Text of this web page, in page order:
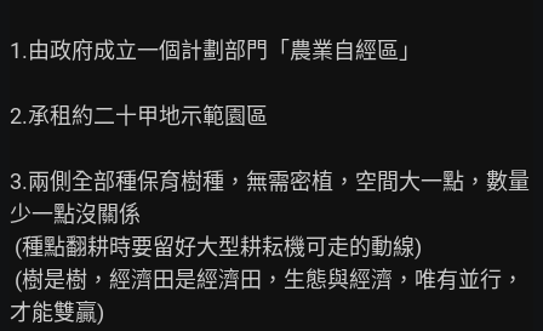
1.由政府成立一個計劃部門「農業自經區」
2.承租約二十甲地示範園區
3.兩側全部種保育樹種，無需密植，空間大一點，數量
少一點沒關係
才能雙贏)